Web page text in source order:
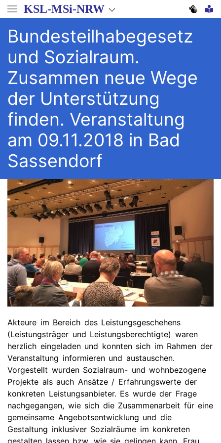
Direkt
zum
Inhalt
KSL-MSi-NRW
Bundesteilhabegesetz
und Sozialraum.
Zusammen neue Wege
der Unterstützung
finden. Veranstaltung
am 09.11.2018 in Bad
Sassendorf
Akteure im Bereich des Leistungsgeschehens
(Leistungsträger und Leistungsberechtigte) waren
herzlich eingeladen und konnten sich im Rahmen der
Veranstaltung informieren und austauschen.
Vorgestellt wurden Sozialraum- und wohnbezogene
Projekte als auch Ansätze / Erfahrungswerte der
konkreten Leistungsanbieter. Es wurde der Frage
nachgegangen, wie sich die Zusammenarbeit für eine
gemeinsame Angebotsentwicklung und die
Gestaltung inklusiver Sozialräume im konkreten